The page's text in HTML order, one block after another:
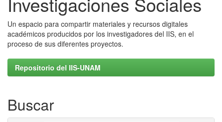
Un espacio para compartir materiales y recursos digitales
académicos producidos por los investigadores del IIS, en el
proceso de sus diferentes proyectos.
Repositorio del IIS-UNAM
Buscar